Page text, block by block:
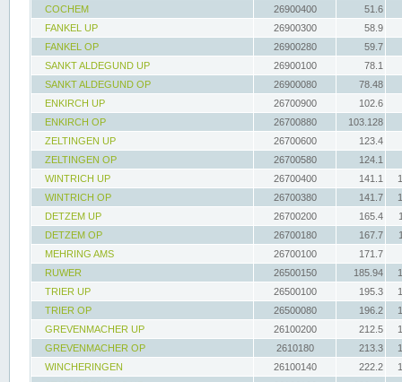
COCHEM
26900400
51.6
FANKEL UP
26900300
58.9
FANKEL OP
26900280
59.7
SANKT ALDEGUND UP
26900100
78.1
SANKT ALDEGUND OP
26900080
78.48
ENKIRCH UP
26700900
102.6
ENKIRCH OP
26700880
103.128
ZELTINGEN UP
26700600
123.4
ZELTINGEN OP
26700580
124.1
WINTRICH UP
26700400 141.1
WINTRICH OP
26700380 141.7
DETZEM UP
26700200 165.4
DETZEM OP
26700180 167.7
MEHRING AMS
26700100
171.7
RUWER
26500150 185.94
TRIER UP
26500100 195.3
TRIER OP
26500080 196.2
GREVENMACHER UP
26100200 212.5
GREVENMACHER OP
2610180 213.3
WINCHERINGEN
26100140 222.2